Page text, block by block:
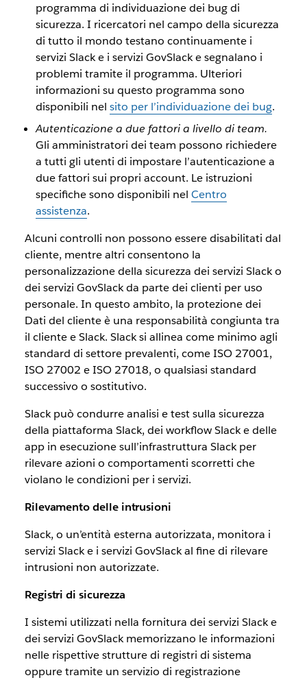
programma di individuazione dei bug di
sicurezza. I ricercatori nel campo della sicurezza
di tutto il mondo testano continuamente i
servizi Slack e i servizi GovSlack e segnalano i
problemi tramite il programma. Ulteriori
informazioni su questo programma sono
disponibili nel sito per l’individuazione dei bug.
Autenticazione a due fattori a livello di team.
Gli amministratori dei team possono richiedere
a tutti gli utenti di impostare l’autenticazione a
due fattori sui propri account. Le istruzioni
specifiche sono disponibili nel Centro
assistenza.
Alcuni controlli non possono essere disabilitati dal
cliente, mentre altri consentono la
personalizzazione della sicurezza dei servizi Slack o
dei servizi GovSlack da parte dei clienti per uso
personale. In questo ambito, la protezione dei
Dati del cliente è una responsabilità congiunta tra
il cliente e Slack. Slack si allinea come minimo agli
standard di settore prevalenti, come ISO 27001,
ISO 27002 e ISO 27018, o qualsiasi standard
successivo o sostitutivo.
Slack può condurre analisi e test sulla sicurezza
della piattaforma Slack, dei workflow Slack e delle
app in esecuzione sull’infrastruttura Slack per
rilevare azioni o comportamenti scorretti che
violano le condizioni per i servizi.
Rilevamento delle intrusioni
Slack, o un’entità esterna autorizzata, monitora i
servizi Slack e i servizi GovSlack al fine di rilevare
intrusioni non autorizzate.
Registri di sicurezza
I sistemi utilizzati nella fornitura dei servizi Slack e
dei servizi GovSlack memorizzano le informazioni
nelle rispettive strutture di registri di sistema
oppure tramite un servizio di registrazione